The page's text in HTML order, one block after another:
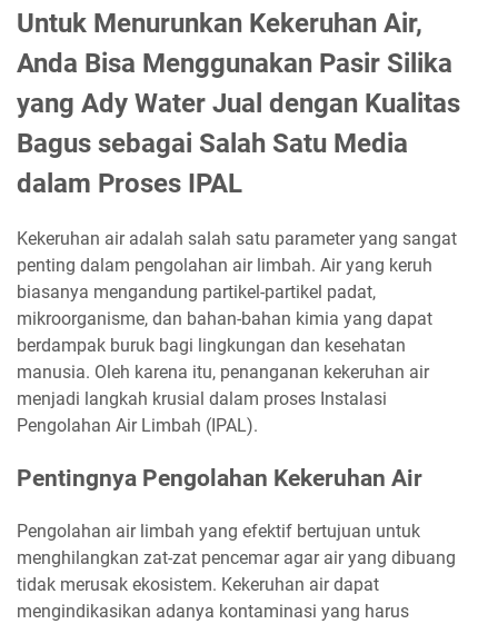
Untuk Menurunkan Kekeruhan Air,
Anda Bisa Menggunakan Pasir Silika
yang Ady Water Jual dengan Kualitas
Bagus sebagai Salah Satu Media
dalam Proses IPAL
Kekeruhan air adalah salah satu parameter yang sangat
penting dalam pengolahan air limbah. Air yang keruh
biasanya mengandung partikel-partikel padat,
mikroorganisme, dan bahan-bahan kimia yang dapat
berdampak buruk bagi lingkungan dan kesehatan
manusia. Oleh karena itu, penanganan kekeruhan air
menjadi langkah krusial dalam proses Instalasi
Pengolahan Air Limbah (IPAL).
Pentingnya Pengolahan Kekeruhan Air
Pengolahan air limbah yang efektif bertujuan untuk
menghilangkan zat-zat pencemar agar air yang dibuang
tidak merusak ekosistem. Kekeruhan air dapat
mengindikasikan adanya kontaminasi yang harus